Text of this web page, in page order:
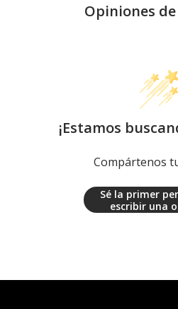
Opiniones
¡Estamos
Compártenos
Sé la primer
escribir una